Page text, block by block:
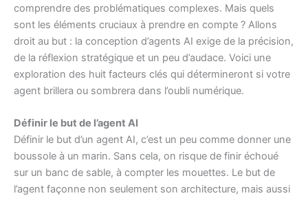
comprendre des problématiques complexes. Mais quels
sont les éléments cruciaux à prendre en compte ? Allons
droit au but : la conception d’agents AI exige de la précision,
de la réflexion stratégique et un peu d’audace. Voici une
exploration des huit facteurs clés qui détermineront si votre
agent brillera ou sombrera dans l’oubli numérique.
Définir le but de l’agent AI
Définir le but d’un agent AI, c’est un peu comme donner une
boussole à un marin. Sans cela, on risque de finir échoué
sur un banc de sable, à compter les mouettes. Le but de
l’agent façonne non seulement son architecture, mais aussi